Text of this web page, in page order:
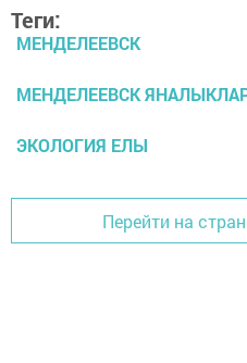
Теги:
МЕНДЕЛЕЕВСК
МЕНДЕЛЕЕВСК
ЭКОЛОГИЯ ЕЛЫ
Перейти на